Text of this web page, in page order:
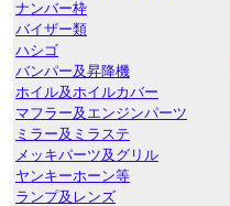
ナンバー枠
バイザー類
ハシゴ
バンパー及昇降機
ホイル及ホイルカバー
マフラー及エンジンパーツ
ミラー及ミラステ
メッキパーツ及グリル
ヤンキーホーン等
ランプ及レンズ